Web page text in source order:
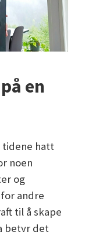
en
tidene hatt
noen
og
andre
til å skape
betyr det